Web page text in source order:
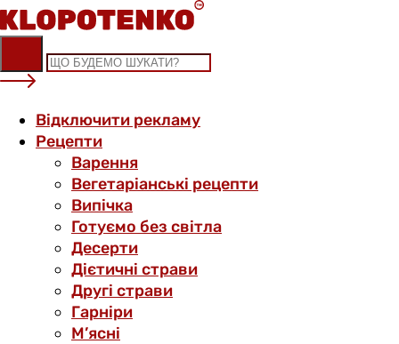
Skip
to
content
Відключити рекламу
Рецепти
Варення
Вегетаріанські рецепти
Випічка
Готуємо без світла
Десерти
Дієтичні страви
Другі страви
Гарніри
М’ясні